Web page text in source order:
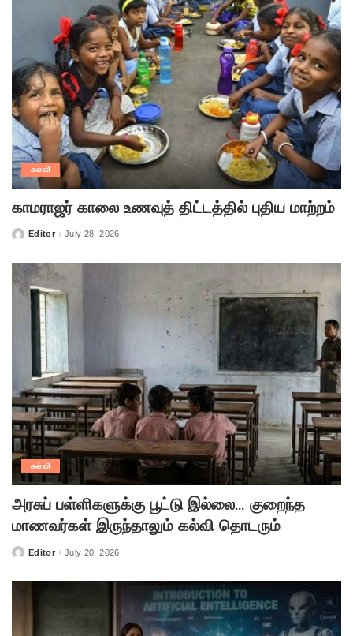
கல்வி
காமராஜர் காலை உணவுத் திட்டத்தில் புதிய மாற்றம்
PostedEditor July 28, 2026
கல்வி
அரசுப் பள்ளிகளுக்கு பூட்டு இல்லை… குறைந்த
மாணவர்கள் இருந்தாலும் கல்வி தொடரும்
PostedEditor July 20, 2026